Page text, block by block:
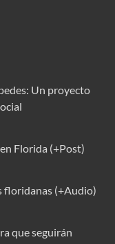
Un proyecto
Florida (+Post)
floridanas (+Audio)
que seguirán